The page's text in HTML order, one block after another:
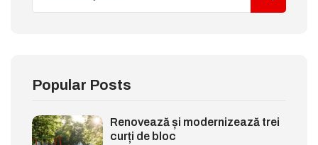
Popular Posts
Renovează și modernizează trei
curți de bloc